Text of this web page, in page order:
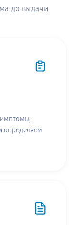
до выдачи
определяем